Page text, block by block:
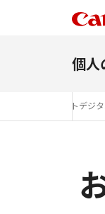
個人
コンパクトデジ